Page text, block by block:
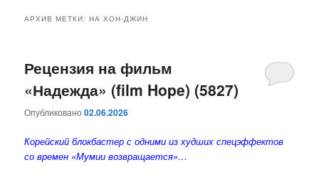
основному
содержимому
дополнительному
содержимому
АРХИВ МЕТКИ:НА ХОН-ДЖИН
Рецензия на фильм
«Надежда» (film Hope) (5827)
Опубликовано02.06.2026
Корейский блокбастер с одними из худших спецэффектов
со времен «Мумии возвращается»…